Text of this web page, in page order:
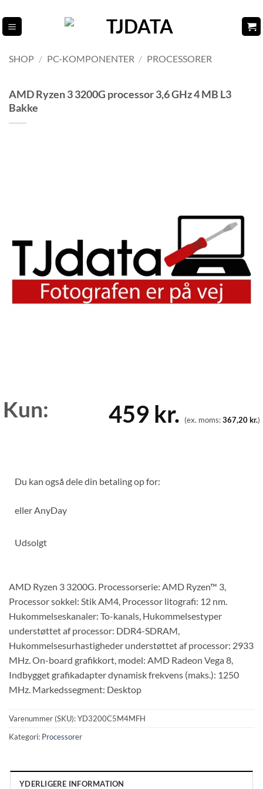
til
indhold
SHOP / PC-KOMPONENTER / PROCESSORER
AMD Ryzen 3 3200G processor 3,6 GHz 4 MB L3
Bakke
Kun: 459 kr. (ex. moms:367,20kr.)
Du kan også dele din betaling op for:
eller AnyDay
Udsolgt
AMD Ryzen 3 3200G. Processorserie: AMD Ryzen™ 3,
Processor sokkel: Stik AM4, Processor litografi: 12 nm.
Hukommelseskanaler: To-kanals, Hukommelsestyper
understøttet af processor: DDR4-SDRAM,
Hukommelsesurhastigheder understøttet af processor: 2933
MHz. On-board grafikkort, model: AMD Radeon Vega 8,
Indbygget grafikadapter dynamisk frekvens (maks.): 1250
MHz. Markedssegment: Desktop
Varenummer (SKU):YD3200C5M4MFH
Kategori: Processorer
YDERLIGERE INFORMATION